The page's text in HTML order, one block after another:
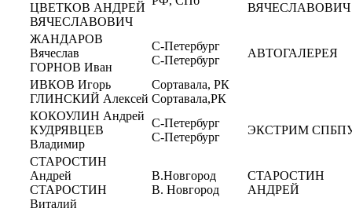
ЦВЕТКОВ АНДРЕЙ
ВЯЧЕСЛАВОВИЧ
ВЯЧЕСЛАВОВИЧ
ЖАНДАРОВ
Вячеслав
ГОРНОВ Иван
С-Петербург
С-Петербург
АВТОГАЛЕРЕЯ
ИВКОВ Игорь
ГЛИНСКИЙ Алексей
Сортавала, РК
Сортавала,РК
КОКОУЛИН Андрей
КУДРЯВЦЕВ
Владимир
С-Петербург
С-Петербург
ЭКСТРИМ
СТАРОСТИН
Андрей
СТАРОСТИН
Виталий
В.Новгород
В. Новгород
СТАРОСТИН
АНДРЕЙ